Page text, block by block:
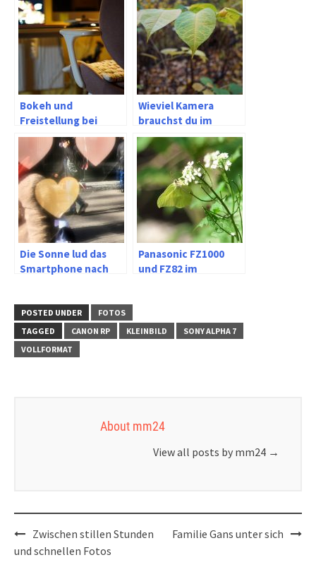
Bokeh und
Freistellung bei
50mm
Kleinbild/Vollformat
und MFT
Wieviel Kamera
brauchst du im
Handy-Zeitalter?
Zwischen kleiner
Schärfentiefe und
kleinem Sensor
Die Sonne lud das
Smartphone nach
Panasonic FZ1000
und FZ82 im
POSTED UNDER
FOTOS
TAGGED
CANON RP KLEINBILD
SONY ALPHA 7
VOLLFORMAT
About mm24
View all posts by mm24 →
Post
navigation
Zwischen stillen Stunden
und schnellen Fotos
Familie Gans unter sich